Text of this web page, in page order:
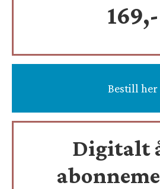
169,-
Bestill her
Digitalt